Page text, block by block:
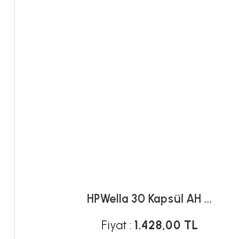
HPWella 30 Kapsül AH ...
Fiyat : 1.428,00 TL